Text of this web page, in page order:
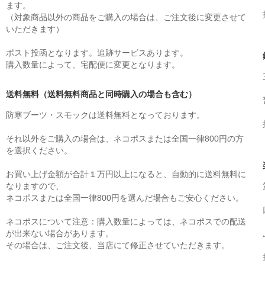
ます。
（対象商品以外の商品をご購入の場合は、ご注文後に変更させて
いただきます）
ポスト投函となります。追跡サービスあります。
購入数量によって、宅配便に変更となります。
送料無料（送料無料商品と同時購入の場合も含む）
防寒ブーツ・スモックは送料無料となっております。
それ以外をご購入の場合は、ネコポスまたは全国一律800円の方
を選択ください。
お買い上げ金額が合計１万円以上になると、自動的に送料無料に
なりますので、
ネコポスまたは全国一律800円を選んだ場合もご安心ください。
ネコポスについて注意：購入数量によっては、ネコポスでの配送
が出来ない場合があります。
その場合は、ご注文後、当店にて修正させていただきます。